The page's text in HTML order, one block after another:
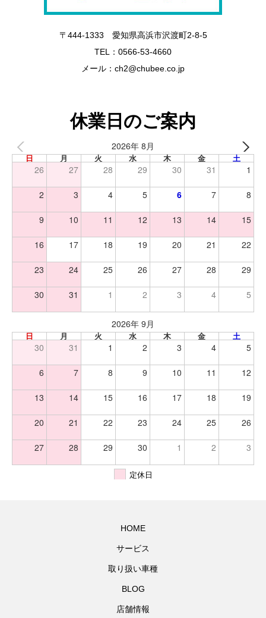
〒444-1333 愛知県高浜市沢渡町2-8-5
TEL：0566-53-4660
メール：ch2@chubee.co.jp
休業日のご案内
2026年 8月
日 月 火 水 木 金 土
26 27 28 29 30 31 1
2 3 4 5 6 7 8
9 10 11 12 13 14 15
16 17 18 19 20 21 22
23 24 25 26 27 28 29
30 31 1 2 3 4 5
2026年 9月
日 月 火 水 木 金 土
30 31 1 2 3 4 5
6 7 8 9 10 11 12
13 14 15 16 17 18 19
20 21 22 23 24 25 26
27 28 29 30 1 2 3
定休日
HOME
サービス
取り扱い車種
BLOG
店舗情報